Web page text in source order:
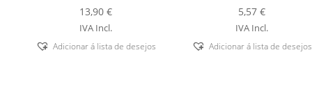
13,90€
IVA Incl.
Adicionar á lista de desejos
5,57€
IVA Incl.
Adicionar á lista de desejos